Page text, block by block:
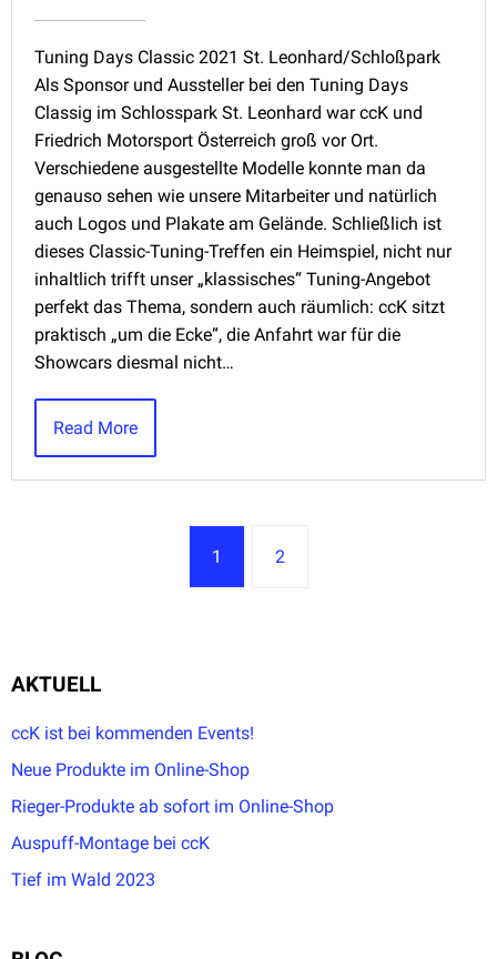
Tuning Days Classic 2021 St. Leonhard/Schloßpark
Als Sponsor und Aussteller bei den Tuning Days
Classig im Schlosspark St. Leonhard war ccK und
Friedrich Motorsport Österreich groß vor Ort.
Verschiedene ausgestellte Modelle konnte man da
genauso sehen wie unsere Mitarbeiter und natürlich
auch Logos und Plakate am Gelände. Schließlich ist
dieses Classic-Tuning-Treffen ein Heimspiel, nicht nur
inhaltlich trifft unser „klassisches“ Tuning-Angebot
perfekt das Thema, sondern auch räumlich: ccK sitzt
praktisch „um die Ecke“, die Anfahrt war für die
Showcars diesmal nicht…
Read More
1 2
AKTUELL
ccK ist bei kommenden Events!
Neue Produkte im Online-Shop
Rieger-Produkte ab sofort im Online-Shop
Auspuff-Montage bei ccK
Tief im Wald 2023